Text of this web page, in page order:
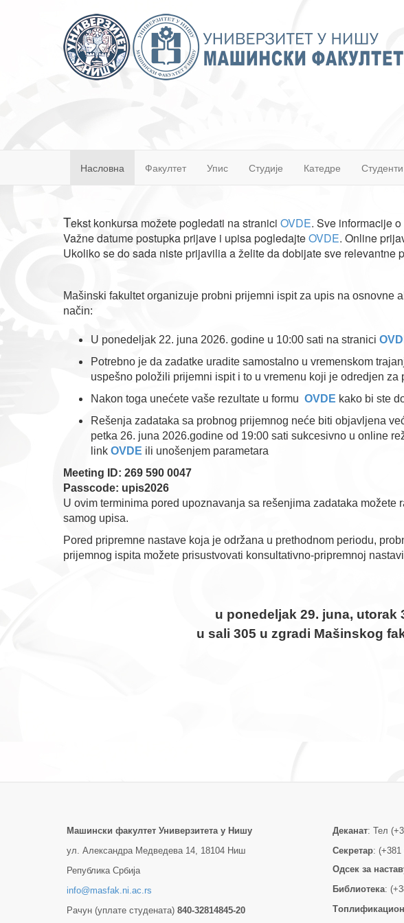
Насловна Факултет Упис Студије Катедре Студенти
Tekst konkursa možete pogledati na stranici OVDE. Sve informacije
Važne datume postupka prijave i upisa pogledajteOVDE. Online
Ukoliko se do sada niste prijavilia a želite da dobijate sve relevantne
Mašinski fakultet organizuje probni prijemni ispit za upis na
način:
U ponedeljak 22. juna 2026. godine u 10:00 sati na stranici
Potrebno je da zadatke uradite samostalno u vremenskom
uspešno položili prijemni ispit i to u vremenu koji je odredjen za
Nakon toga unećete vaše rezultate u formu OVDE kako bi ste
Rešenja zadataka sa probnog prijemnog neće biti objavljena
petka 26. juna 2026.godine od 19:00 sati sukcesivno u online
link OVDE ili unošenjem parametara
Meeting ID: 269 590 0047
Passcode: upis2026
U ovim terminima pored upoznavanja sa rešenjima zadataka
samog upisa.
Pored pripremne nastave koja je održana u prethodnom periodu,
prijemnog ispita možete prisustvovati konsultativno-pripremnoj
u ponedeljak 29. juna, utorak
u sali 305 u zgradi Mašinskog
Машински факултет Универзитетa у Нишу
ул. Александра Медведева 14, 18104 Ниш
Република Србија
info@masfak.ni.ac.rs
Рачун (уплате студената) 840-32814845-20
Деканат: Тел
Секретар: (+381
Одсек за
Библиотека: